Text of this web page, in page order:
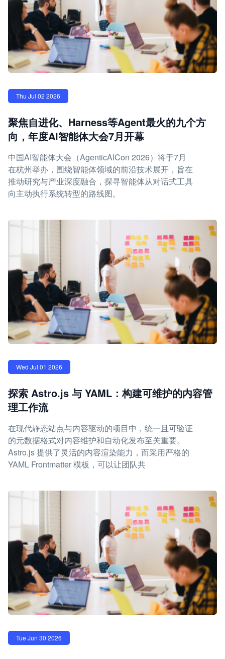
Thu Jul 02 2026
聚焦自进化、Harness等Agent最火的九个方
向，年度AI智能体大会7月开幕
中国AI智能体大会（AgenticAICon 2026）将于7月
在杭州举办，围绕智能体领域的前沿技术展开，旨在
推动研究与产业深度融合，探寻智能体从对话式工具
向主动执行系统转型的路线图。
Wed Jul 01 2026
探索 Astro.js 与 YAML：构建可维护的内容管
理工作流
在现代静态站点与内容驱动的项目中，统一且可验证
的元数据格式对内容维护和自动化发布至关重要。
Astro.js 提供了灵活的内容渲染能力，而采用严格的
YAML Frontmatter 模板，可以让团队共
Tue Jun 30 2026